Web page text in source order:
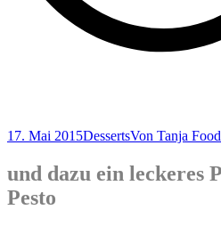
17. Mai 2015DessertsVon Tanja
und dazu ein leckeres
Pesto